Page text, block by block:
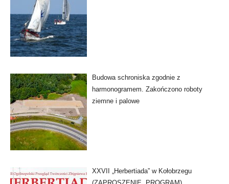
Budowa schroniska zgodnie z
harmonogramem. Zakończono roboty
ziemne i palowe
XXVII „Herbertiada” w Kołobrzegu